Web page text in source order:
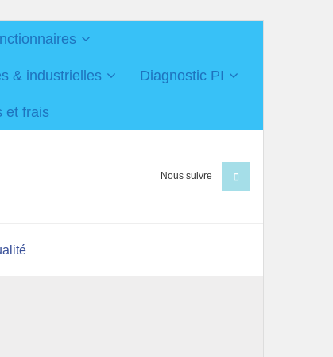
& industrielles Diagnostic PI
et frais
Nous suivre